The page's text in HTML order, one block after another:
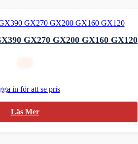
GX270 GX200 GX160 GX120
in för att se pris
Läs Mer